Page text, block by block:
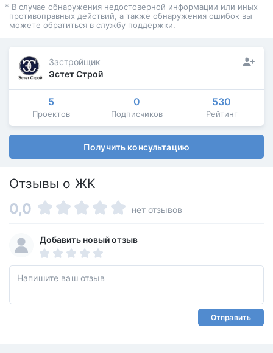
* В случае обнаружения недостоверной информации или иных
противоправных действий, а также обнаружения ошибок вы
можете обратиться в службу поддержки.
Застройщик
Эстет Строй
5
Проектов
0
Подписчиков
530
Рейтинг
Получить консультацию
Отзывы о ЖК
0,0 нет отзывов
Добавить новый отзыв
Отправить